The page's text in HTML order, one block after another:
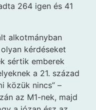
264 igen és 41
alkotmányban
kérdéseket
sértik emberek
a 21. század
közük nincs” –
az M1-nek, majd